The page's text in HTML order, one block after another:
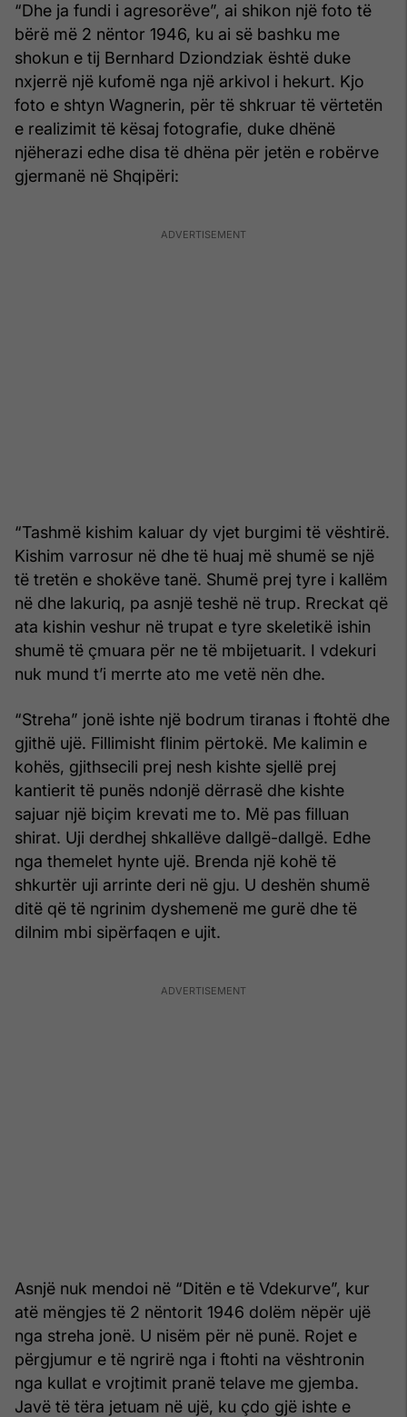
“Dhe ja fundi i agresorëve”, ai shikon një foto të
bërë më 2 nëntor 1946, ku ai së bashku me
shokun e tij Bernhard Dziondziak është duke
nxjerrë një kufomë nga një arkivol i hekurt. Kjo
foto e shtyn Wagnerin, për të shkruar të vërtetën
e realizimit të kësaj fotografie, duke dhënë
njëherazi edhe disa të dhëna për jetën e robërve
gjermanë në Shqipëri:
“Tashmë kishim kaluar dy vjet burgimi të vështirë.
Kishim varrosur në dhe të huaj më shumë se një
të tretën e shokëve tanë. Shumë prej tyre i kallëm
në dhe lakuriq, pa asnjë teshë në trup. Rreckat që
ata kishin veshur në trupat e tyre skeletikë ishin
shumë të çmuara për ne të mbijetuarit. I vdekuri
nuk mund t’i merrte ato me vetë nën dhe.
“Streha” jonë ishte një bodrum tiranas i ftohtë dhe
gjithë ujë. Fillimisht flinim përtokë. Me kalimin e
kohës, gjithsecili prej nesh kishte sjellë prej
kantierit të punës ndonjë dërrasë dhe kishte
sajuar një biçim krevati me to. Më pas filluan
shirat. Uji derdhej shkallëve dallgë-dallgë. Edhe
nga themelet hynte ujë. Brenda një kohë të
shkurtër uji arrinte deri në gju. U deshën shumë
ditë që të ngrinim dyshemenë me gurë dhe të
dilnim mbi sipërfaqen e ujit.
Asnjë nuk mendoi në “Ditën e të Vdekurve”, kur
atë mëngjes të 2 nëntorit 1946 dolëm nëpër ujë
nga streha jonë. U nisëm për në punë. Rojet e
përgjumur e të ngrirë nga i ftohti na vështronin
nga kullat e vrojtimit pranë telave me gjemba.
Javë të tëra jetuam në ujë, ku çdo gjë ishte e